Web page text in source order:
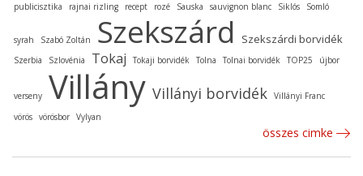
publicisztika
rajnai rizling recept rozé Sauska sauvignon blanc Siklós Somló
syrah Szabó Zoltán Szekszárd Szekszárdi borvidék
Szerbia Szlovénia Tokaj Tokaji borvidék Tolna Tolnai borvidék TOP25 újbor
verseny Villány Villányi borvidék Villányi Franc
vörös vörösbor Vylyan
összes cimke